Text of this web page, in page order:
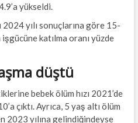
yükseldi.
2024 yılı sonuçlarına göre 15-
katılma oranı yüzde
düştü
bebek ölüm hızı 2021’de
çıktı. Ayrıca, 5 yaş altı ölüm
2023 yılına gelindiğindeyse